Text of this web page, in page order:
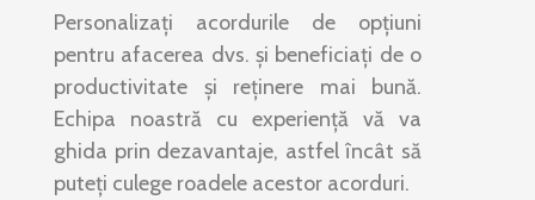
Personalizați acordurile de opțiuni
pentru afacerea dvs. și beneficiați de o
productivitate și reținere mai bună.
Echipa noastră cu experiență vă va
ghida prin dezavantaje, astfel încât să
puteți culege roadele acestor acorduri.